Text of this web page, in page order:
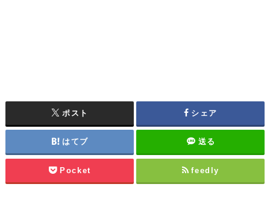
ポスト シェア
はてブ 送る
Pocket feedly